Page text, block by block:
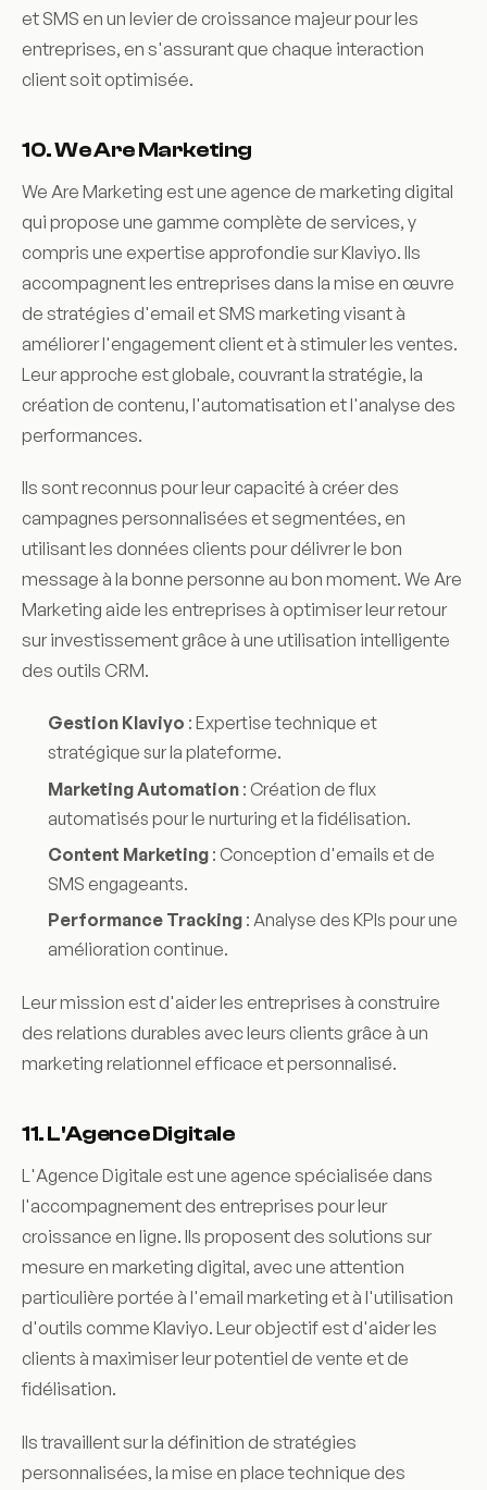
et SMS en un levier de croissance majeur pour les
entreprises, en s'assurant que chaque interaction
client soit optimisée.
10. We Are Marketing
We Are Marketing est une agence de marketing digital
qui propose une gamme complète de services, y
compris une expertise approfondie sur Klaviyo. Ils
accompagnent les entreprises dans la mise en œuvre
de stratégies d'email et SMS marketing visant à
améliorer l'engagement client et à stimuler les ventes.
Leur approche est globale, couvrant la stratégie, la
création de contenu, l'automatisation et l'analyse des
performances.
Ils sont reconnus pour leur capacité à créer des
campagnes personnalisées et segmentées, en
utilisant les données clients pour délivrer le bon
message à la bonne personne au bon moment. We Are
Marketing aide les entreprises à optimiser leur retour
sur investissement grâce à une utilisation intelligente
des outils CRM.
Gestion Klaviyo : Expertise technique et
stratégique sur la plateforme.
Marketing Automation : Création de flux
automatisés pour le nurturing et la fidélisation.
Content Marketing : Conception d'emails et de
SMS engageants.
Performance Tracking : Analyse des KPIs pour une
amélioration continue.
Leur mission est d'aider les entreprises à construire
des relations durables avec leurs clients grâce à un
marketing relationnel efficace et personnalisé.
11. L'Agence Digitale
L'Agence Digitale est une agence spécialisée dans
l'accompagnement des entreprises pour leur
croissance en ligne. Ils proposent des solutions sur
mesure en marketing digital, avec une attention
particulière portée à l'email marketing et à l'utilisation
d'outils comme Klaviyo. Leur objectif est d'aider les
clients à maximiser leur potentiel de vente et de
fidélisation.
Ils travaillent sur la définition de stratégies
personnalisées, la mise en place technique des